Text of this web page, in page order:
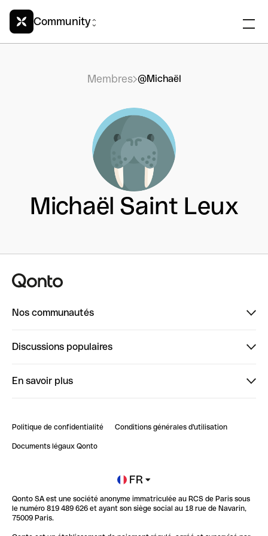
Community
Membres @Michaël
Michaël Saint Leux
Nos communautés
ClubQonto
Discussions populaires
Impact de l'IA sur les carrières/productivité
En savoir plus
Blog
Newsroom
Glossaire finance
Politique de confidentialité Conditions générales d'utilisation
Documents légaux Qonto
FR
Qonto SA est une société anonyme immatriculée au RCS de Paris sous
le numéro 819 489 626 et ayant son siège social au 18 rue de Navarin,
75009 Paris.